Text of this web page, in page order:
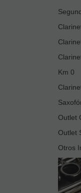
Km 0
Outlet
Outlet
Otros